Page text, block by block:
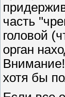
часть
головой
орган
Внимание!
хотя бы